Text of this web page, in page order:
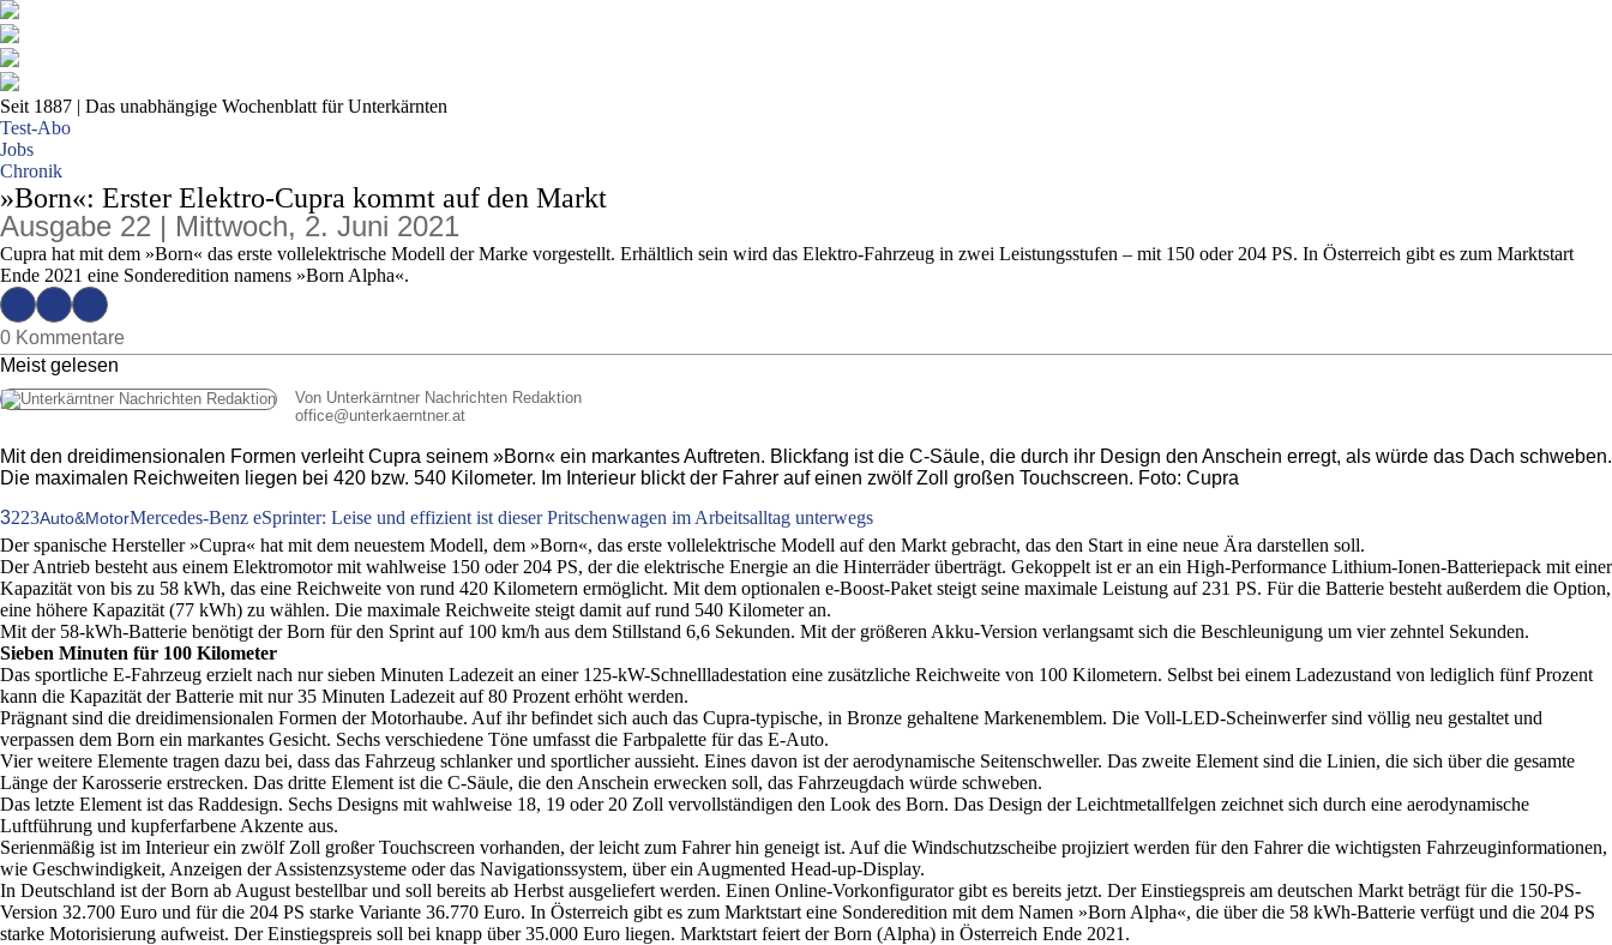
Seit 1887 | Das unabhängige Wochenblatt für Unterkärnten
Test-Abo
Jobs
Chronik
»Born«: Erster Elektro-Cupra kommt auf den Markt
Ausgabe 22 | Mittwoch, 2. Juni 2021
Cupra hat mit dem »Born« das erste vollelektrische Modell der Marke vorgestellt. Erhältlich sein wird das Elektro-Fahrzeug in zwei Leistungsstufen – mit 150 oder 204 PS. In Österreich gibt es zum Marktstart
Ende 2021 eine Sonderedition namens »Born Alpha«.
0 Kommentare
Meist gelesen
Von Unterkärntner Nachrichten Redaktion
office@unterkaerntner.at
Mit den dreidimensionalen Formen verleiht Cupra seinem »Born« ein markantes Auftreten. Blickfang ist die C-Säule, die durch ihr Design den Anschein erregt, als würde das Dach schweben.
Die maximalen Reichweiten liegen bei 420 bzw. 540 Kilometer. Im Interieur blickt der Fahrer auf einen zwölf Zoll großen Touchscreen. Foto: Cupra
3223Auto&MotorMercedes-Benz eSprinter: Leise und effizient ist dieser Pritschenwagen im Arbeitsalltag unterwegs
Der spanische Hersteller »Cupra« hat mit dem neuestem Modell, dem »Born«, das erste vollelektrische Modell auf den Markt gebracht, das den Start in eine neue Ära darstellen soll.
Der Antrieb besteht aus einem Elektromotor mit wahlweise 150 oder 204 PS, der die elektrische Energie an die Hinterräder überträgt. Gekoppelt ist er an ein High-Performance Lithium-Ionen-Batteriepack mit einer
Kapazität von bis zu 58 kWh, das eine Reichweite von rund 420 Kilometern ermöglicht. Mit dem optionalen e-Boost-Paket steigt seine maximale Leistung auf 231 PS. Für die Batterie besteht außerdem die Option,
eine höhere Kapazität (77 kWh) zu wählen. Die maximale Reichweite steigt damit auf rund 540 Kilometer an.
Mit der 58-kWh-Batterie benötigt der Born für den Sprint auf 100 km/h aus dem Stillstand 6,6 Sekunden. Mit der größeren Akku-Version verlangsamt sich die Beschleunigung um vier zehntel Sekunden.
Sieben Minuten für 100 Kilometer
Das sportliche E-Fahrzeug erzielt nach nur sieben Minuten Ladezeit an einer 125-kW-Schnellladestation eine zusätzliche Reichweite von 100 Kilometern. Selbst bei einem Ladezustand von lediglich fünf Prozent
kann die Kapazität der Batterie mit nur 35 Minuten Ladezeit auf 80 Prozent erhöht werden.
Prägnant sind die dreidimensionalen Formen der Motorhaube. Auf ihr befindet sich auch das Cupra-typische, in Bronze gehaltene Markenemblem. Die Voll-LED-Scheinwerfer sind völlig neu gestaltet und
verpassen dem Born ein markantes Gesicht. Sechs verschiedene Töne umfasst die Farbpalette für das E-Auto.
Vier weitere Elemente tragen dazu bei, dass das Fahrzeug schlanker und sportlicher aussieht. Eines davon ist der aerodynamische Seitenschweller. Das zweite Element sind die Linien, die sich über die gesamte
Länge der Karosserie erstrecken. Das dritte Element ist die C-Säule, die den Anschein erwecken soll, das Fahrzeugdach würde schweben.
Das letzte Element ist das Raddesign. Sechs Designs mit wahlweise 18, 19 oder 20 Zoll vervollständigen den Look des Born. Das Design der Leichtmetallfelgen zeichnet sich durch eine aerodynamische
Luftführung und kupferfarbene Akzente aus.
Serienmäßig ist im Interieur ein zwölf Zoll großer Touchscreen vorhanden, der leicht zum Fahrer hin geneigt ist. Auf die Windschutzscheibe projiziert werden für den Fahrer die wichtigsten Fahrzeuginformationen,
wie Geschwindigkeit, Anzeigen der Assistenzsysteme oder das Navigationssystem, über ein Augmented Head-up-Display.
In Deutschland ist der Born ab August bestellbar und soll bereits ab Herbst ausgeliefert werden. Einen Online-Vorkonfigurator gibt es bereits jetzt. Der Einstiegspreis am deutschen Markt beträgt für die 150-PS-
Version 32.700 Euro und für die 204 PS starke Variante 36.770 Euro. In Österreich gibt es zum Marktstart eine Sonderedition mit dem Namen »Born Alpha«, die über die 58 kWh-Batterie verfügt und die 204 PS
starke Motorisierung aufweist. Der Einstiegspreis soll bei knapp über 35.000 Euro liegen. Marktstart feiert der Born (Alpha) in Österreich Ende 2021.